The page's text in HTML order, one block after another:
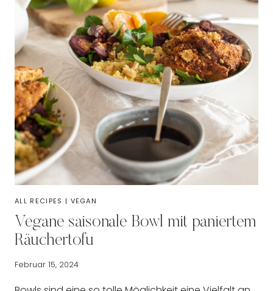
ALL RECIPES | VEGAN
Vegane saisonale Bowl mit paniertem
Räuchertofu
Februar 15, 2024